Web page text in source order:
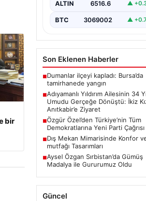
bir
ve Zeynep Yıldırım (59) çifti,
ALTIN 6516.6 ▲
BTC 3069002 ▲
Son Eklenen Haberler
■Dumanlar ilçeyi kapladı: Bursa’da
tamirhanede yangın
■Adıyamanlı Yıldırım Ailesinin 34
Umudu Gerçeğe Dönüştü: İkiz
Anıtkabir’e Ziyaret
■Özgür Özel’den Türkiye’nin Tüm
Demokratlarına Yeni Parti Çağrısı
■Dış Mekan Mimarisinde Konfor
mutfağı Tasarımları
■Aysel Özgan Sırbistan’da Gümüş
Madalya ile Gururumuz Oldu
Güncel